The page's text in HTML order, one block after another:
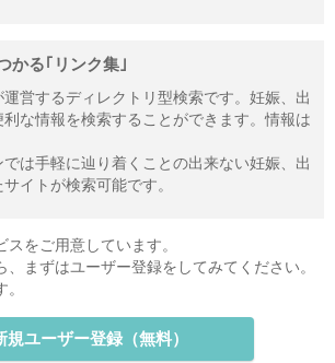
かる｢リンク集｣
営するディレクトリ型検索です。妊娠、出
な情報を検索することができます。情報は
は手軽に辿り着くことの出来ない妊娠、出
イトが検索可能です。
をご用意しています。
、まずはユーザー登録をしてみてください。
規ユーザー登録（無料）